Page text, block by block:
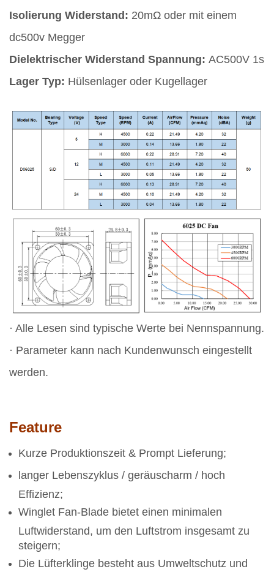
Isolierung Widerstand: 20mΩ oder mit einem
dc500v Megger
Dielektrischer Widerstand Spannung: AC500V 1s
Lager Typ: Hülsenlager oder Kugellager
· Alle Lesen sind typische Werte bei Nennspannung.
· Parameter kann nach Kundenwunsch eingestellt
werden.
Feature
Kurze Produktionszeit & Prompt Lieferung;
langer Lebenszyklus / geräuscharm / hoch
Effizienz;
Winglet Fan-Blade bietet einen minimalen
Luftwiderstand, um den Luftstrom insgesamt zu
steigern;
Die Lüfterklinge besteht aus Umweltschutz und